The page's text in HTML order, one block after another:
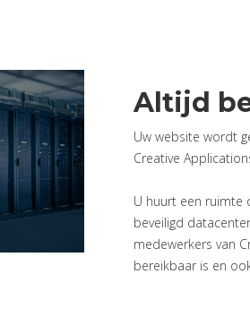
Altijd
Uw website wordt
Creative
U huurt een ruimte
beveiligd
medewerkers van
bereikbaar is en